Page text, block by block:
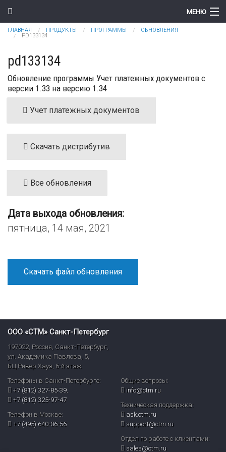
Перейти к основному содержанию
МЕНЮ
Компания
Новости
Продукты
Поддержка
Контакты
Вы здесь
ГЛАВНАЯ ПРОДУКТЫ ПРОГРАММЫ
ОБНОВЛЕНИЯ
PD133134
pd133134
Обновление программы Учет платежных документов с
версии 1.33 на версию 1.34
Учет платежных документов
Скачать дистрибутив
Все обновления
Дата выхода обновления:
пятница, 14 мая, 2021
Скачать файл обновления
ООО «СТМ» Санкт-Петербург
197022, Россия, Санкт-Петербург,
ул. Академика Павлова, 5,
БЦ Ривер Хауз, 6-й этаж
Телефоны в Санкт-Петербурге:
+7 (812) 327-85-39,
+7 (812) 325-97-47
Телефон в Москве:
+7 (495) 640-06-56
Общие вопросы:
info@ctm.ru
Техническая поддержка:
ask.ctm.ru
support@ctm.ru
Отдел по работе с клиентами:
sales@ctm.ru